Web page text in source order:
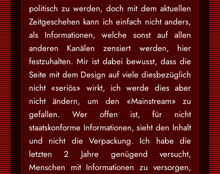
politisch zu werden, doch mit dem aktuellen
Zeitgeschehen kann ich einfach nicht anders,
als Informationen, welche sonst auf allen
anderen Kanälen zensiert werden, hier
festzuhalten. Mir ist dabei bewusst, dass die
Seite mit dem Design auf viele diesbezüglich
nicht «seriös» wirkt, ich werde dies aber
nicht ändern, um den «Mainstream» zu
gefallen. Wer offen ist, für nicht
staatskonforme Informationen, sieht den Inhalt
und nicht die Verpackung. Ich habe die
letzten 2 Jahre genügend versucht,
Menschen mit Informationen zu versorgen,